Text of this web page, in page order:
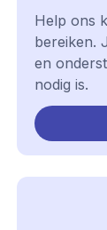
Help ons
bereiken.
en
nodig is.